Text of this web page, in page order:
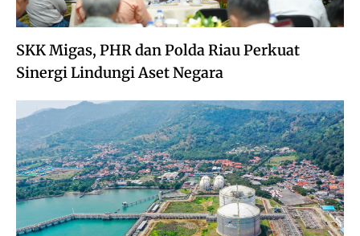
SKK Migas, PHR dan Polda Riau Perkuat
Sinergi Lindungi Aset Negara